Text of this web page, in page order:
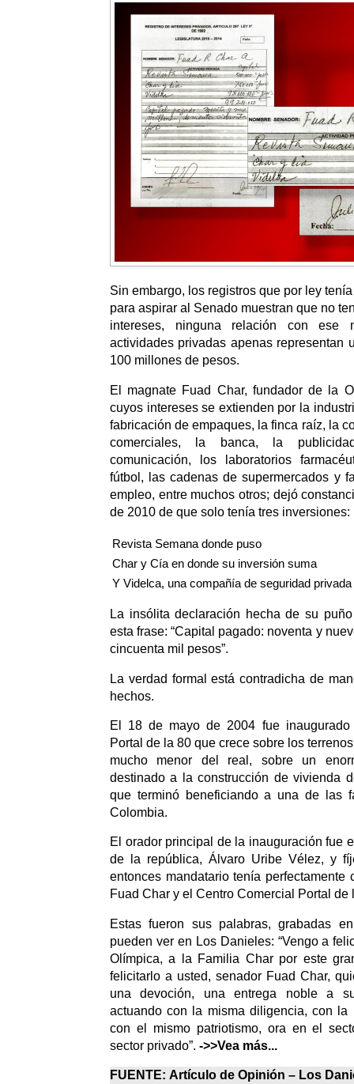
Sin embargo, los registros que por ley
para aspirar al Senado muestran que no
intereses, ninguna relación con ese
actividades privadas apenas representan
100 millones de pesos.
El magnate Fuad Char, fundador de la
cuyos intereses se extienden por la
fabricación de empaques, la finca raíz, la
comerciales, la banca, la
comunicación, los laboratorios
fútbol, las cadenas de supermercados y
empleo, entre muchos otros; dejó
de 2010 de que solo tenía tres inversiones:
Revista Semana donde puso
Char y Cía en donde su inversión suma
Y Videlca, una compañía de seguridad privada
La insólita declaración hecha de su
esta frase: “Capital pagado: noventa y
cincuenta mil pesos”.
La verdad formal está contradicha de
hechos.
El 18 de mayo de 2004 fue
Portal de la 80 que crece sobre los
mucho menor del real, sobre un
destinado a la construcción de vivienda
que terminó beneficiando a una de las
Colombia.
El orador principal de la inauguración fue
de la república, Álvaro Uribe Vélez, y
entonces mandatario tenía perfectamente
Fuad Char y el Centro Comercial Portal de
Estas fueron sus palabras, grabadas
pueden ver en Los Danieles: “Vengo a
Olímpica, a la Familia Char por este
felicitarlo a usted, senador Fuad Char,
una devoción, una entrega noble a
actuando con la misma diligencia, con la
con el mismo patriotismo, ora en el
sector privado”. ->>Vea más...
FUENTE: Artículo de Opinión – Los